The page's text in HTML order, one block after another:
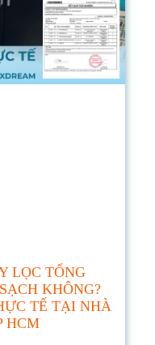
LỌC TỔNG
KHÔNG?
TẾ TẠI NHÀ
HCM